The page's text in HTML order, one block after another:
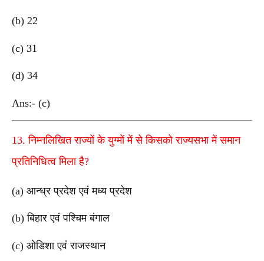
(b) 22
(c) 31
(d) 34
Ans:- (c)
13. निम्नलिखित राज्यों के युग्मों में से किसको राज्यसभा में समान
प्रतिनिधित्व मिला है?
(a) आन्ध्र प्रदेश एवं मध्य प्रदेश
(b) बिहार एवं पश्चिम बंगाल
(c) ओडिशा एवं राजस्थान